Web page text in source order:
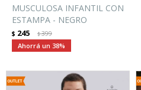
MUSCULOSA INFANTIL CON
ESTAMPA - NEGRO
$ 245 $399
38